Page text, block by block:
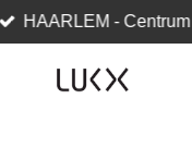
HAARLEM - Centrum